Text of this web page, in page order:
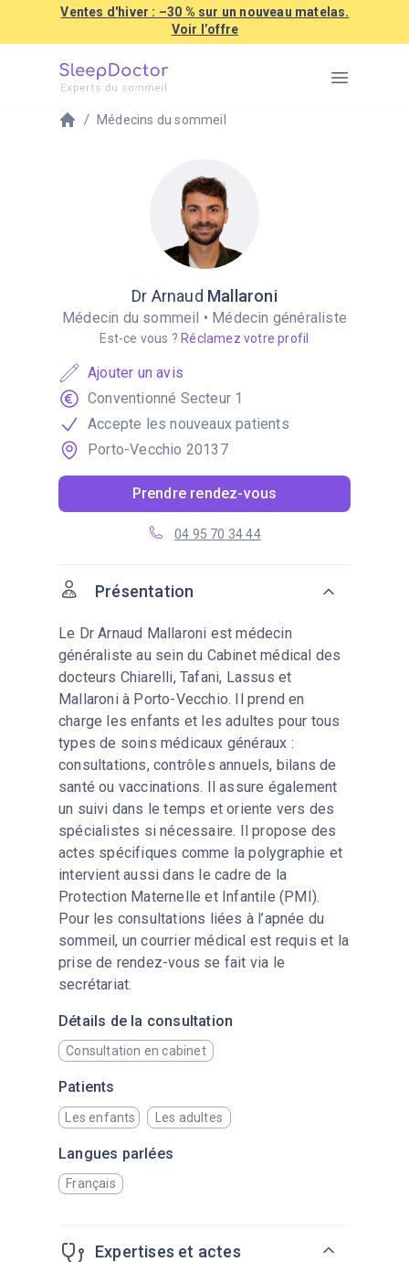
Ventes d'hiver : –30 % sur un nouveau matelas.
Voir l’offre
Médecins du sommeil
Dr Arnaud Mallaroni
Médecin du sommeil • Médecin généraliste
Est-ce vous ? Réclamez votre profil
Ajouter un avis
Conventionné Secteur 1
Accepte les nouveaux patients
Porto-Vecchio 20137
04 95 70 34 44
Prendre rendez-vous
Présentation
Le Dr Arnaud Mallaroni est médecin
généraliste au sein du Cabinet médical des
docteurs Chiarelli, Tafani, Lassus et
Mallaroni à Porto-Vecchio. Il prend en
charge les enfants et les adultes pour tous
types de soins médicaux généraux :
consultations, contrôles annuels, bilans de
santé ou vaccinations. Il assure également
un suivi dans le temps et oriente vers des
spécialistes si nécessaire. Il propose des
actes spécifiques comme la polygraphie et
intervient aussi dans le cadre de la
Protection Maternelle et Infantile (PMI).
Pour les consultations liées à l’apnée du
sommeil, un courrier médical est requis et la
prise de rendez-vous se fait via le
secrétariat.
Détails de la consultation
Consultation en cabinet
Les enfants
Patients
Les adultes
Langues parlées
Français
Expertises et actes